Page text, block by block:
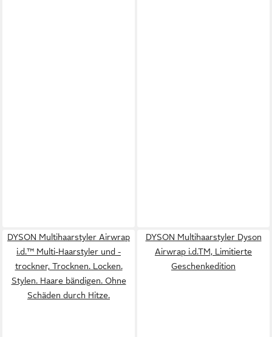
DYSON Multihaarstyler Airwrap
i.d.™ Multi-Haarstyler und -
trockner, Trocknen. Locken.
Stylen. Haare bändigen. Ohne
Schäden durch Hitze.
DYSON Multihaarstyler Dyson
Airwrap i.d.TM, Limitierte
Geschenkedition